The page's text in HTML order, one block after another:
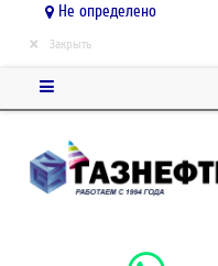
Не определено
× Закрыть